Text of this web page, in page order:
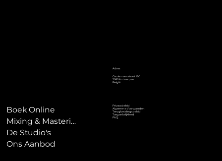
Adres
Ceulemansstraat 16G
2060 Antwerpen
België
Privacybeleid
Algemene Voorwaarden
Terugbetalingsbeleid
Toegankelijkheid
FAQ
Boek Online
Mixing & Mastering
De Studio's
Ons Aanbod